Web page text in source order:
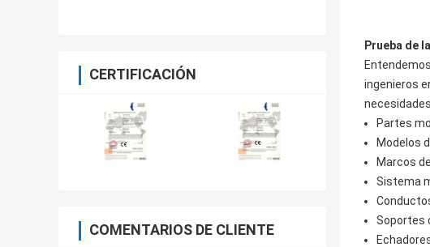
CERTIFICACIÓN
COMENTARIOS DE CLIENTE
Prueba de
ingenieros
Partes
Modelos
Marcos
Sistema
Soportes